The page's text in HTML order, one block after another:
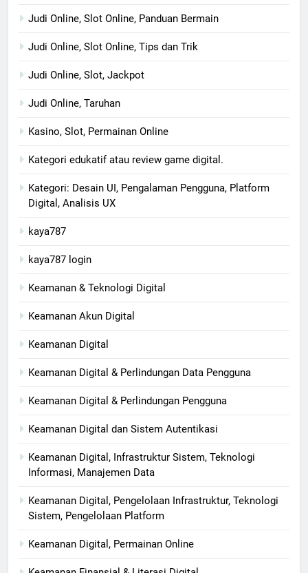
Judi Online, Slot Online, Panduan Bermain
Judi Online, Slot Online, Tips dan Trik
Judi Online, Slot, Jackpot
Judi Online, Taruhan
Kasino, Slot, Permainan Online
Kategori edukatif atau review game digital.
Kategori: Desain UI, Pengalaman Pengguna, Platform
Digital, Analisis UX
kaya787
kaya787 login
Keamanan & Teknologi Digital
Keamanan Akun Digital
Keamanan Digital
Keamanan Digital & Perlindungan Data Pengguna
Keamanan Digital & Perlindungan Pengguna
Keamanan Digital dan Sistem Autentikasi
Keamanan Digital, Infrastruktur Sistem, Teknologi
Informasi, Manajemen Data
Keamanan Digital, Pengelolaan Infrastruktur, Teknologi
Sistem, Pengelolaan Platform
Keamanan Digital, Permainan Online